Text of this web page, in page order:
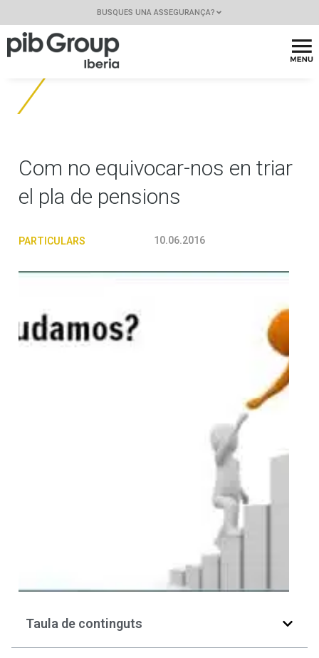
BUSQUES UNA ASSEGURANÇA?
Com no equivocar-nos en triar
el pla de pensions
PARTICULARS 10.06.2016
Taula de continguts